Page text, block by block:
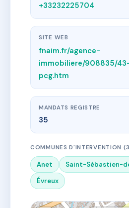
+33232225704
SITE WEB
fnaim.fr/agence-
immobiliere/908835/
pcg.htm
MANDATS REGISTRE
35
COMMUNES D'INTERVENTION
Anet
Saint-Sébastien-
Évreux